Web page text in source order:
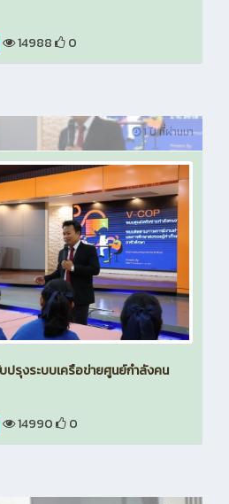
14988 0
1 ปี ที่ผ่านมา
ปรุงระบบเครือข่ายศูนย์กำลังคน
14990 0